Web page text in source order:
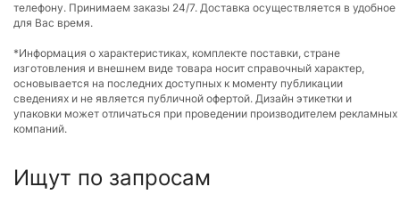
телефону. Принимаем заказы 24/7. Доставка осуществляется в удобное
для Вас время.
*Информация о характеристиках, комплекте поставки, стране
изготовления и внешнем виде товара носит справочный характер,
основывается на последних доступных к моменту публикации
сведениях и не является публичной офертой. Дизайн этикетки и
упаковки может отличаться при проведении производителем рекламных
компаний.
Ищут по запросам